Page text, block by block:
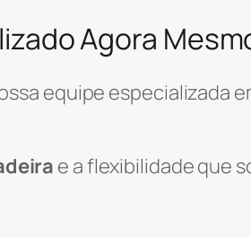
Agora
equipe especializada
e a flexibilidade que